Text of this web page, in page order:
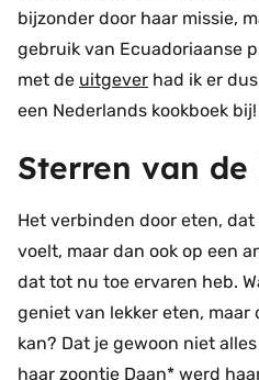
bijzonder door haar missie,
gebruik van Ecuadoriaanse
met de uitgever had ik er
een Nederlands kookboek bij!
Sterren van de
Het verbinden door eten,
voelt, maar dan ook op een
dat tot nu toe ervaren heb.
geniet van lekker eten,
kan? Dat je gewoon niet
haar zoontje Daan* werd